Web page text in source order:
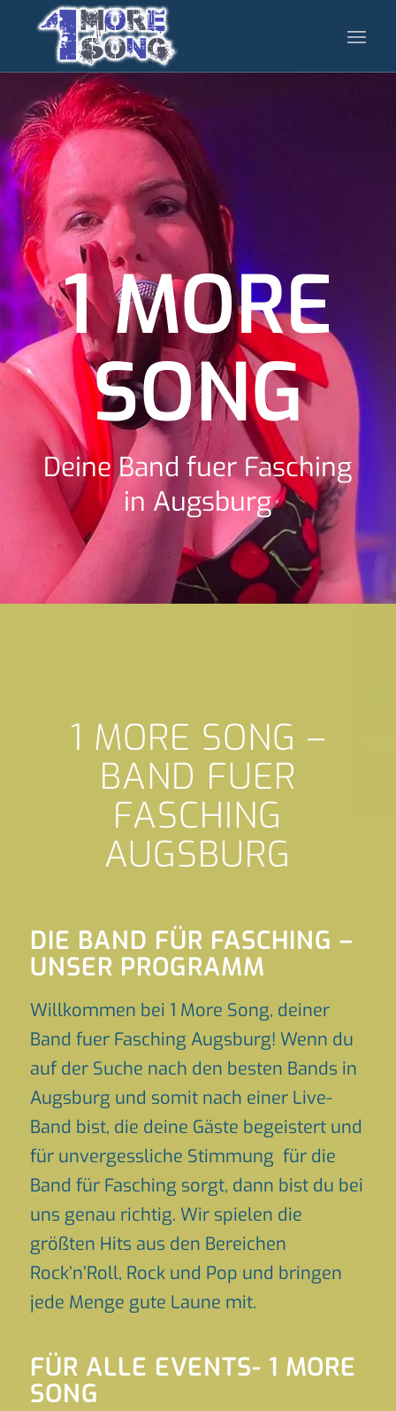
1 MORE
SONG
Deine Band fuer Fasching
in Augsburg
1 MORE SONG –
BAND FUER
FASCHING
AUGSBURG
DIE BAND FÜR FASCHING –
UNSER PROGRAMM
Willkommen bei 1 More Song, deiner
Band fuer Fasching Augsburg! Wenn du
auf der Suche nach den besten Bands in
Augsburg und somit nach einer Live-
Band bist, die deine Gäste begeistert und
für unvergessliche Stimmung für die
Band für Fasching sorgt, dann bist du bei
uns genau richtig. Wir spielen die
größten Hits aus den Bereichen
Rock’n’Roll, Rock und Pop und bringen
jede Menge gute Laune mit.
FÜR ALLE EVENTS- 1 MORE
SONG